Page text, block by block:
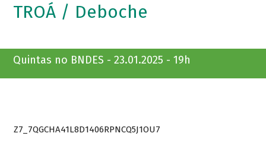
TROÁ / Deboche
Quintas no BNDES - 23.01.2025 - 19h
Z7_7QGCHA41L8D1406RPNCQ5J1OU7